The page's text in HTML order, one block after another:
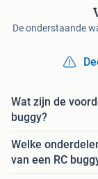
De onderstaande
Wat zijn de
buggy?
Welke
van een RC